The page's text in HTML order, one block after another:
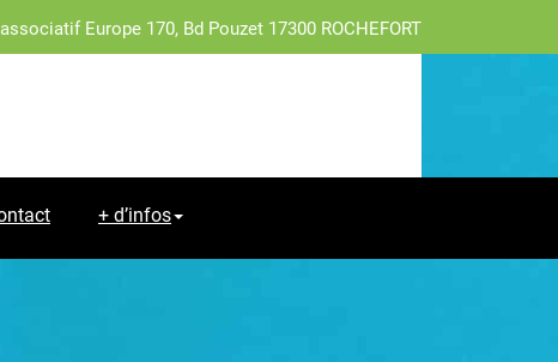
Europe 170, Bd Pouzet 17300 ROCHEFORT
+ d’infos